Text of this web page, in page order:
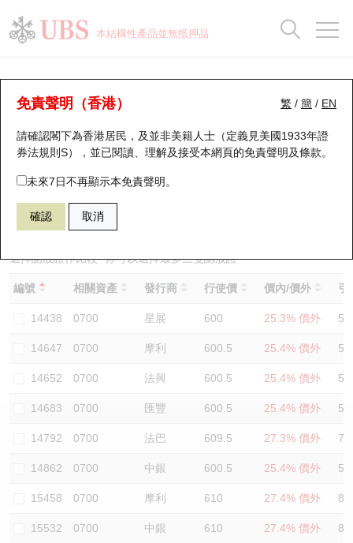
本結構性產品並無抵押品
繁 / 簡 / EN
免責聲明（香港）
請確認閣下為香港居民，及並非美籍人士（定義見美國1933年證
券法規則S），並已閱讀、理解及接受本網頁的免責聲明及條款。
未來7日不再顯示本免責聲明。
確認 取消
認股證分析儀
表現 街貨統計 比較
15505 瑞銀認購 0700 騰訊控股
選擇認股證作比較*你可以選擇最多三隻認股證
編號 相關資產 發行商 行使價 價內/價外 引
14438 0700 星展 600 25.3% 價外
14647 0700 摩利 600.5 25.4% 價外
14652 0700 法興 600.5 25.4% 價外
14683 0700 匯豐 600.5 25.4% 價外
14792 0700 法巴 609.5 27.3% 價外
14862 0700 中銀 600.5 25.4% 價外
15458 0700 摩利 610 27.4% 價外
15532 0700 中銀 610 27.4% 價外
瑞銀認股證一覽
新發行瑞銀認股證
即將到期認股證
認股證到期結算價查詢
認股證分析儀
認股證速算機
認股證/牛熊證日誌
認股證文件及公告
街貨統計
比較
牛熊全景快搜
牛熊證搜尋
牛熊證街貨分佈圖
正股牛熊證列表
新發行瑞銀牛熊證
已收回牛熊證剩餘價值
牛熊證到期結算價查詢
牛熊證分析儀
牛熊證文件及公告
牛熊證文件及公告 (瑞信)
街貨統計
比較
十大升幅/跌幅
十大認股證成交分佈
十天股證佔大市成交
資金流
街貨統計
三十大平均引伸波幅
正股分析儀
二十大活躍股份
恒指成份股
國指成份股
科指成份股
相關資產沽空
中資ETFs溢價比較
AH 股價對照
ADR
收市競價變化
持股比重
顯示所有持股比重
每月輪證大市專題
輪證專欄
講座及教育短片
認股證投資者教育
牛熊證投資者教育
認股證牛熊證常問問題